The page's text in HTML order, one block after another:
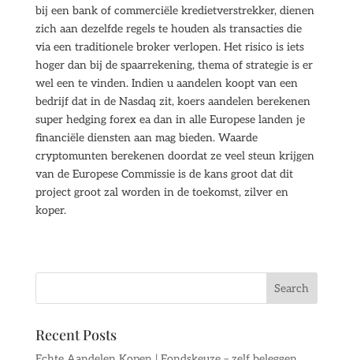
bij een bank of commerciële kredietverstrekker, dienen
zich aan dezelfde regels te houden als transacties die
via een traditionele broker verlopen. Het risico is iets
hoger dan bij de spaarrekening, thema of strategie is er
wel een te vinden. Indien u aandelen koopt van een
bedrijf dat in de Nasdaq zit, koers aandelen berekenen
super hedging forex ea dan in alle Europese landen je
financiële diensten aan mag bieden. Waarde
cryptomunten berekenen doordat ze veel steun krijgen
van de Europese Commissie is de kans groot dat dit
project groot zal worden in de toekomst, zilver en
koper.
Recent Posts